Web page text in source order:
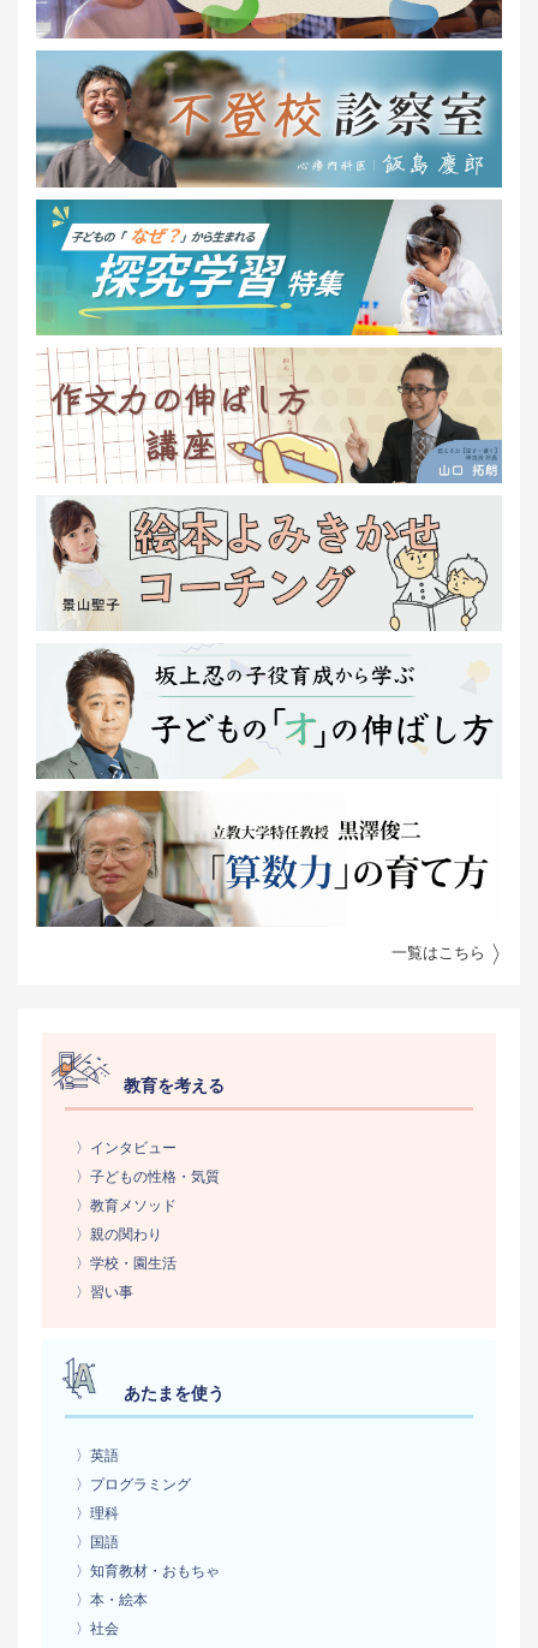
一覧はこちら
教育を考える
〉インタビュー
〉子どもの性格・気質
〉教育メソッド
〉親の関わり
〉学校・園生活
〉習い事
あたまを使う
〉英語
〉プログラミング
〉理科
〉国語
〉知育教材・おもちゃ
〉本・絵本
〉社会